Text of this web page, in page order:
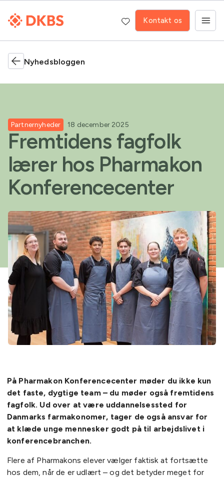
Kontakt os
Nyhedsbloggen
Partnernyheder 18 december 2025
Fremtidens fagfolk
lærer hos Pharmakon
Konferencecenter
På Pharmakon Konferencecenter møder du ikke kun
det faste, dygtige team – du møder også fremtidens
fagfolk. Ud over at være uddannelsessted for
Danmarks farmakonomer, tager de også ansvar for
at klæde unge mennesker godt på til arbejdslivet i
konferencebranchen.
Flere af Pharmakons elever vælger faktisk at fortsætte
hos dem, når de er udlært – og det betyder meget for